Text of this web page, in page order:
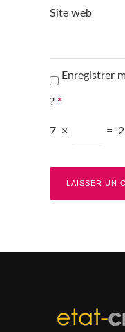
Site web
Enregistrer
? *
7 × =